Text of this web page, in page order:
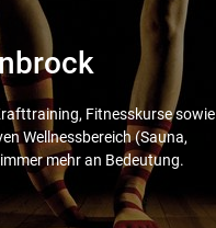
Fitnesskurse sowie
Wellnessbereich (Sauna,
mehr an Bedeutung.